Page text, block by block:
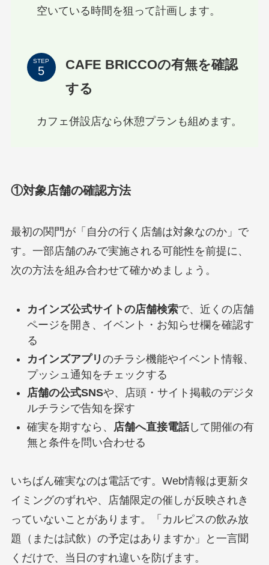
空いている時間を狙って計画します。
STEP
CAFE BRICCOの有無を確認
する
カフェ併設店なら休憩プランも組めます。
①対象店舗の確認方法
最初の関門が「自分の行く店舗は対象なのか」で
す。一部店舗のみで実施される可能性を前提に、
次の方法を組み合わせて確かめましょう。
カインズ公式サイトの店舗検索で、近くの店舗
ページを開き、イベント・お知らせ欄を確認す
る
カインズアプリ のチラシ機能やイベント情報、
プッシュ通知をチェックする
店舗の公式SNSや、店頭・サイト掲載のデジタ
ルチラシで告知を探す
確実を期すなら、
店舗へ直接電話して開催の有
無と条件を問い合わせる
いちばん確実なのは電話です。Web情報は更新タ
イミングのずれや、店舗限定の催しが反映されき
っていないことがあります。「カルピスの飲み放
題（または試飲）の予定はありますか」と一言聞
くだけで、当日のすれ違いを防げます。